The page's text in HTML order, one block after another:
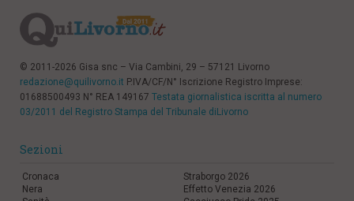
© 2011-2026 Gisa snc – Via Cambini, 29 – 57121 Livorno
redazione@quilivorno.it P.IVA/CF/N° Iscrizione Registro Imprese:
01688500493 N° REA 149167 Testata giornalistica iscritta al numero
03/2011 del Registro Stampa del Tribunale diLivorno
Sezioni
Cronaca
Nera
Straborgo 2026
Effetto Venezia 2026